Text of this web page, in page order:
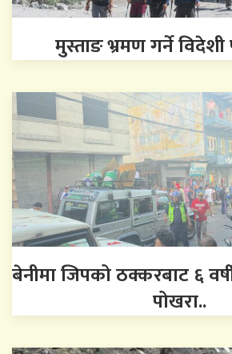
मुस्ताङ भ्रमण गर्ने
बेनीमा जिपको ठक्करबाट ६
पोखरा..